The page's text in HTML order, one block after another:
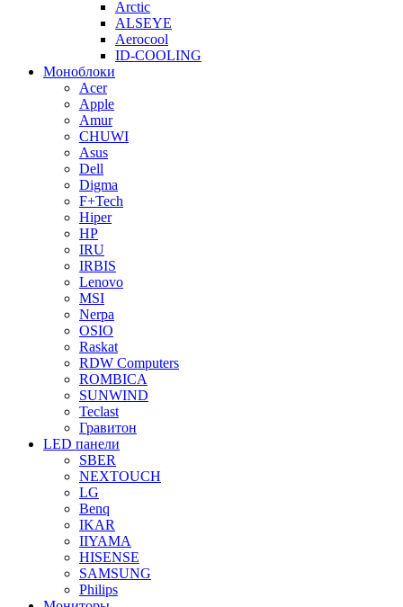
Arctic
ALSEYE
Aerocool
ID-COOLING
Моноблоки
Acer
Apple
Amur
CHUWI
Asus
Dell
Digma
F+Tech
Hiper
HP
IRU
IRBIS
Lenovo
MSI
Nerpa
OSIO
Raskat
RDW Computers
ROMBICA
SUNWIND
Teclast
Гравитон
LED панели
SBER
NEXTOUCH
LG
Benq
IKAR
IIYAMA
HISENSE
SAMSUNG
Philips